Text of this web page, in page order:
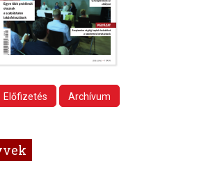
Előfizetés Archívum